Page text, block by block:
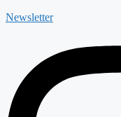
Newsletter